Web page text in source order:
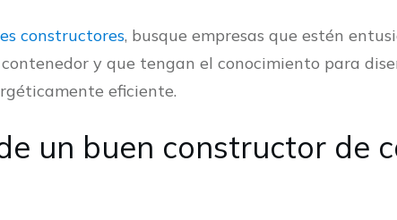
constructores, busque empresas que estén
y que tengan el conocimiento para
eficiente.
un buen constructor de